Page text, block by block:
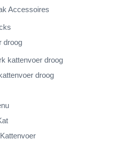
Accessoires
droog
kattenvoer droog
droog